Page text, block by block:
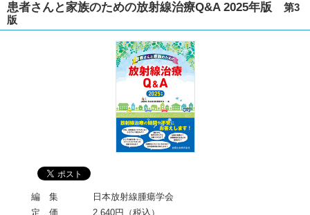
患者さんと家族のための放射線治療Q&A 2025年版 第3
版
編 集
日本放射線腫瘍学会
定 価
2,640円（税込）